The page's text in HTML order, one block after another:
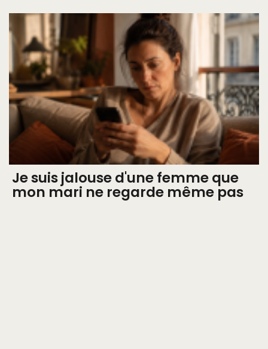
Je suis jalouse d'une femme que
mon mari ne regarde même pas